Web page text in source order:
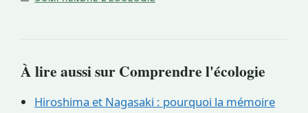
À lire aussi sur Comprendre l'écologie
Hiroshima et Nagasaki : pourquoi la mémoire